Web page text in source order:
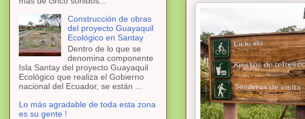
Construcción de obras
del proyecto Guayaquil
Ecológico en Santay
Dentro de lo que se
denomina componente
Isla Santay del proyecto Guayaquil
Ecológico que realiza el Gobierno
nacional del Ecuador, se están ...
Lo más agradable de toda esta zona
es su gente !